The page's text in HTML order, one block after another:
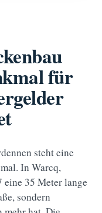
für
steht eine
In Warcq,
35 Meter lange
sondern